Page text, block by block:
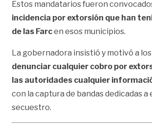
Estos mandatarios fueron
incidencia por extorsión que han
de las Farcen esos municipios.
La gobernadora insistió y motivó a
denunciar cualquier cobro por
las autoridades cualquier
con la captura de bandas dedicadas a
secuestro.